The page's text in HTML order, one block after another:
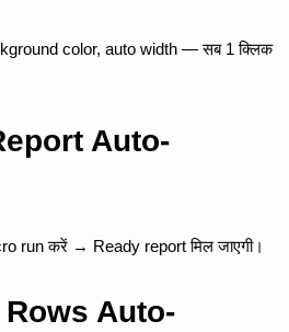
color, auto width — सब 1 क्लिक
Auto-
run करें → Ready report मिल जाएगी।
Auto-